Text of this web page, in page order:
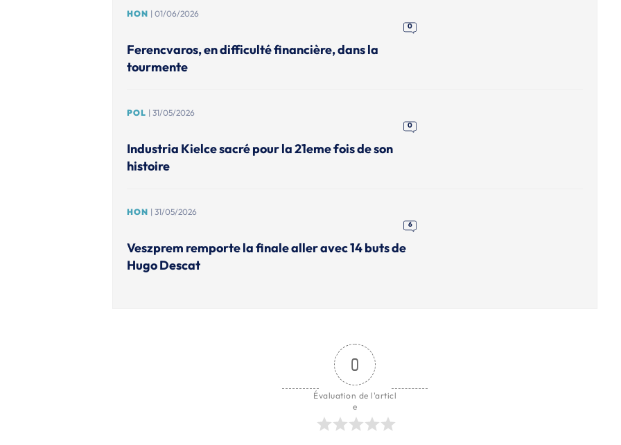
HON | 01/06/2026
0
Ferencvaros, en difficulté financière, dans la
tourmente
POL | 31/05/2026
0
Industria Kielce sacré pour la 21eme fois de son
histoire
HON | 31/05/2026
6
Veszprem remporte la finale aller avec 14 buts de
Hugo Descat
0
Évaluation de l'articl
e